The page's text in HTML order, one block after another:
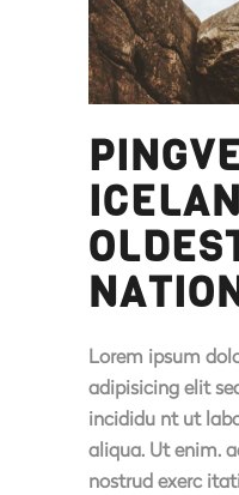
Lorem ipsum
adipisicing elit
incididu nt ut
aliqua. Ut enim.
nostrud exerc